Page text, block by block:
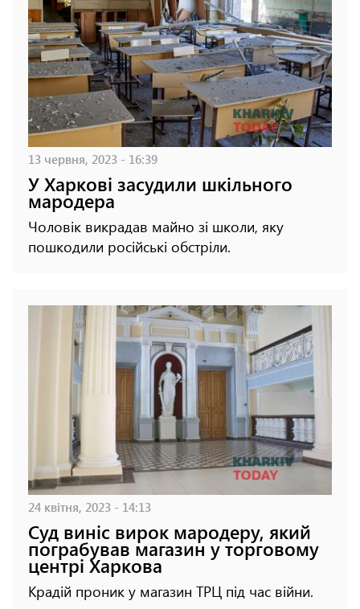
13 червня, 2023 - 16:39
У Харкові засудили шкільного
мародера
Чоловік викрадав майно зі школи, яку
пошкодили російські обстріли.
24 квітня, 2023 - 14:13
Суд виніс вирок мародеру, який
пограбував магазин у торговому
центрі Харкова
Крадій проник у магазин ТРЦ під час війни.